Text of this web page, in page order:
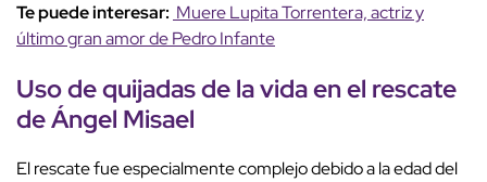
Te puede interesar: Muere Lupita Torrentera, actriz y
último gran amor de Pedro Infante
Uso de quijadas de la vida en el rescate
de Ángel Misael
El rescate fue especialmente complejo debido a la edad del